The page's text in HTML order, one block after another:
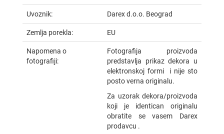
Uvoznik: Darex d.o.o. Beograd
Zemlja porekla: EU
Napomena o
fotografiji:
Fotografija proizvoda
predstavlja prikaz dekora u
elektronskoj formi i nije sto
posto verna originalu.
Za uzorak dekora/proizvoda
koji je identican originalu
obratite se vasem Darex
prodavcu .